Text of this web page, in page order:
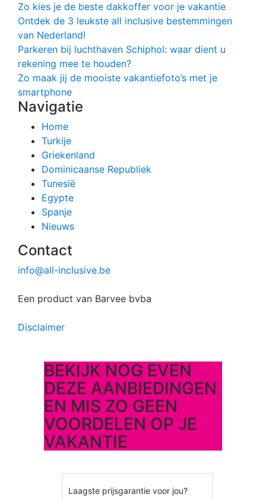
Zo kies je de beste dakkoffer voor je vakantie
Ontdek de 3 leukste all inclusive bestemmingen
van Nederland!
Parkeren bij luchthaven Schiphol: waar dient u
rekening mee te houden?
Zo maak jij de mooiste vakantiefoto’s met je
smartphone
Navigatie
Home
Turkije
Griekenland
Dominicaanse Republiek
Tunesië
Egypte
Spanje
Nieuws
Contact
info@all-inclusive.be
Een product van Barvee bvba
Disclaimer
BEKIJK NOG EVEN
DEZE AANBIEDINGEN
EN MIS ZO GEEN
VOORDELEN OP JE
VAKANTIE
Laagste prijsgarantie voor jou?